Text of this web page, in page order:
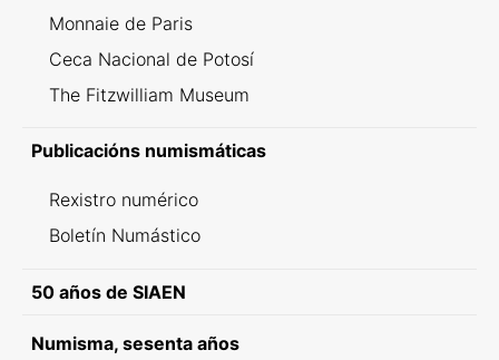
Monnaie de Paris
Ceca Nacional de Potosí
The Fitzwilliam Museum
Publicacións numismáticas
Rexistro numérico
Boletín Numástico
50 años de SIAEN
Numisma, sesenta años